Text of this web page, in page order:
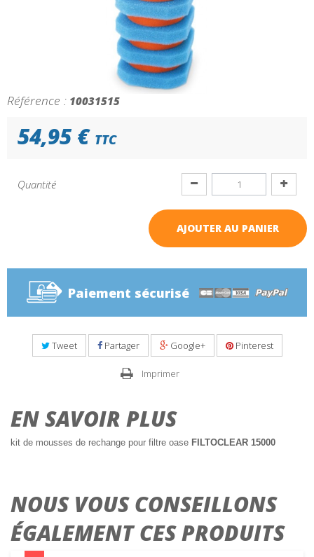
Référence : 10031515
54,95 € TTC
Quantité
AJOUTER AU PANIER
Paiement sécurisé
Tweet Partager Google+ Pinterest
Imprimer
EN SAVOIR PLUS
kit de mousses de rechange pour filtre oase FILTOCLEAR 15000
NOUS VOUS CONSEILLONS
ÉGALEMENT CES PRODUITS